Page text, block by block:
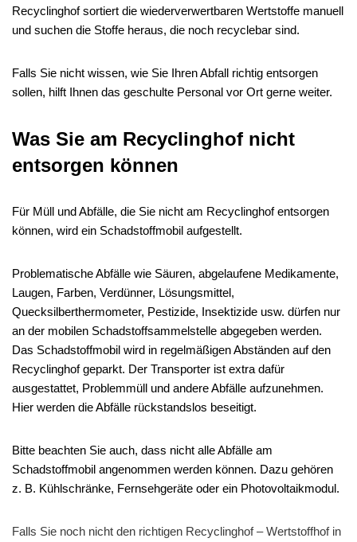
Recyclinghof sortiert die wiederverwertbaren Wertstoffe manuell
und suchen die Stoffe heraus, die noch recyclebar sind.
Falls Sie nicht wissen, wie Sie Ihren Abfall richtig entsorgen
sollen, hilft Ihnen das geschulte Personal vor Ort gerne weiter.
Was Sie am Recyclinghof nicht
entsorgen können
Für Müll und Abfälle, die Sie nicht am Recyclinghof entsorgen
können, wird ein Schadstoffmobil aufgestellt.
Problematische Abfälle wie Säuren, abgelaufene Medikamente,
Laugen, Farben, Verdünner, Lösungsmittel,
Quecksilberthermometer, Pestizide, Insektizide usw. dürfen nur
an der mobilen Schadstoffsammelstelle abgegeben werden.
Das Schadstoffmobil wird in regelmäßigen Abständen auf den
Recyclinghof geparkt. Der Transporter ist extra dafür
ausgestattet, Problemmüll und andere Abfälle aufzunehmen.
Hier werden die Abfälle rückstandslos beseitigt.
Bitte beachten Sie auch, dass nicht alle Abfälle am
Schadstoffmobil angenommen werden können. Dazu gehören
z. B. Kühlschränke, Fernsehgeräte oder ein Photovoltaikmodul.
Falls Sie noch nicht den richtigen Recyclinghof – Wertstoffhof in